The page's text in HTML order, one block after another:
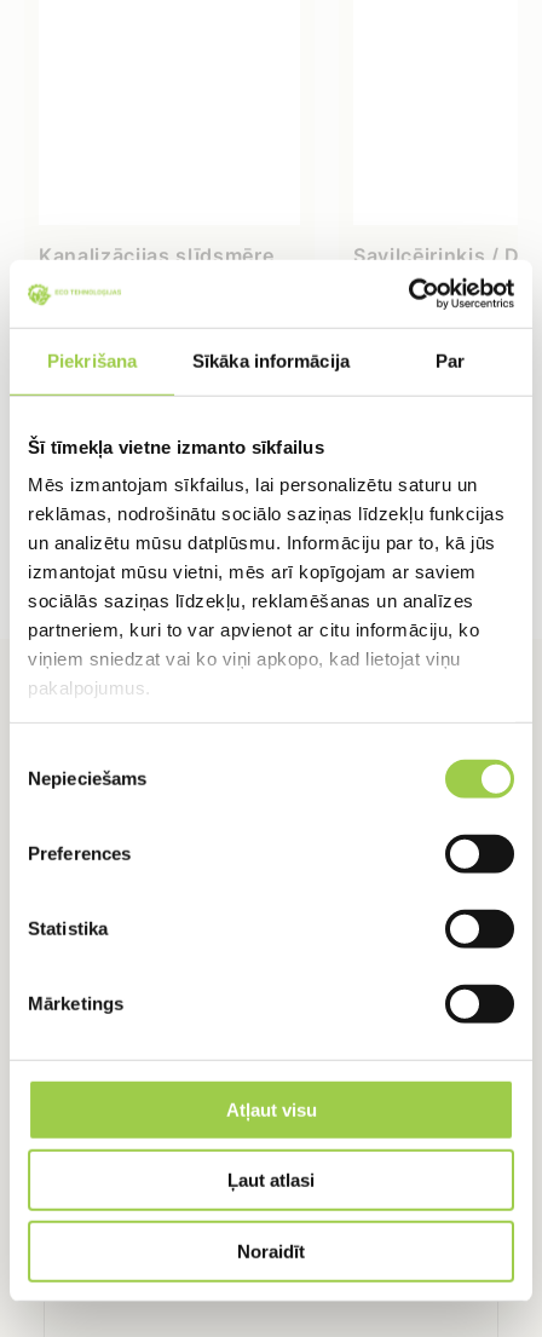
Piekrišana Sīkāka informācija Par
Šī tīmekļa vietne izmanto sīkfailus
Mēs izmantojam sīkfailus, lai personalizētu saturu un
reklāmas, nodrošinātu sociālo saziņas līdzekļu funkcijas
un analizētu mūsu datplūsmu. Informāciju par to, kā jūs
izmantojat mūsu vietni, mēs arī kopīgojam ar saviem
sociālās saziņas līdzekļu, reklamēšanas un analīzes
partneriem, kuri to var apvienot ar citu informāciju, ko
viņiem sniedzat vai ko viņi apkopo, kad lietojat viņu
pakalpojumus.
izvēle
Nepieciešams
Preferences
Statistika
Mārketings
Atļaut visu
Ļaut atlasi
Noraidīt
Kanalizācijas slīdsmēre
aerosolā 500g
6,66€
Savilcējriņķis /
32mm
0,08€
Sazinies ar mums
E-pasts
Ziņojums